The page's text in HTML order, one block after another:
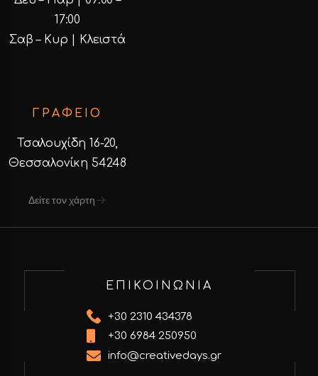
17:00
Σαβ – Κυρ | Κλειστά
ΓΡΑΦΕΙΟ
Τσαλουχίδη 16-20,
Θεσσαλονίκη 54248
Δείτε τον χάρτη
ΕΠΙΚΟΙΝΩΝΙΑ
+30 2310 434378
+30 6984 250950
info@creativedays.gr